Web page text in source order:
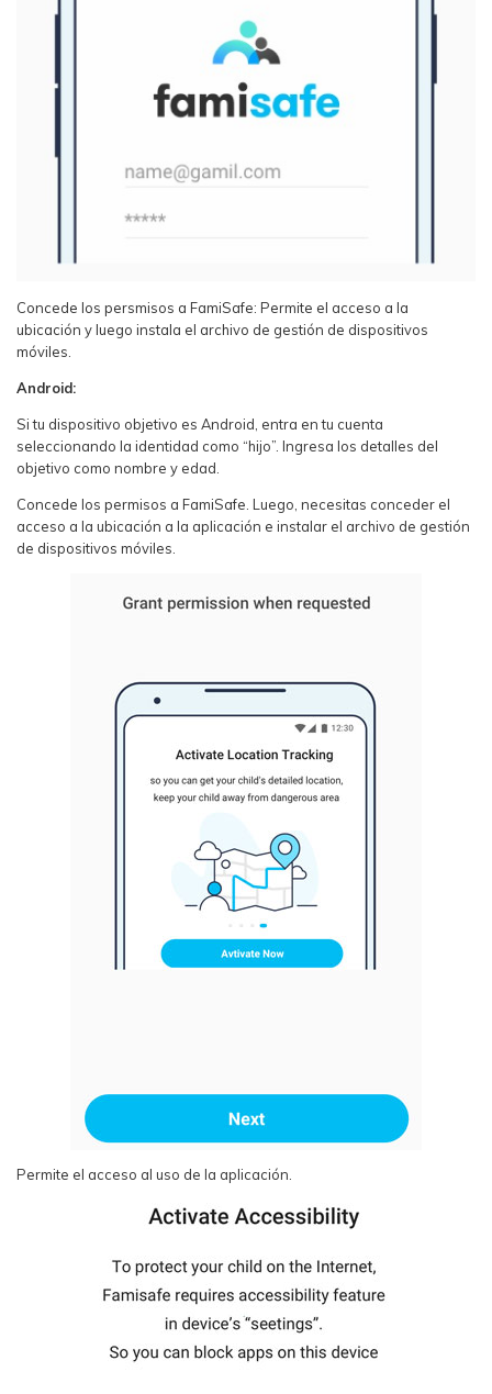
Concede los persmisos a FamiSafe: Permite el acceso a la
ubicación y luego instala el archivo de gestión de dispositivos
móviles.
Android:
Si tu dispositivo objetivo es Android, entra en tu cuenta
seleccionando la identidad como “hijo”. Ingresa los detalles del
objetivo como nombre y edad.
Concede los permisos a FamiSafe. Luego, necesitas conceder el
acceso a la ubicación a la aplicación e instalar el archivo de gestión
de dispositivos móviles.
Permite el acceso al uso de la aplicación.